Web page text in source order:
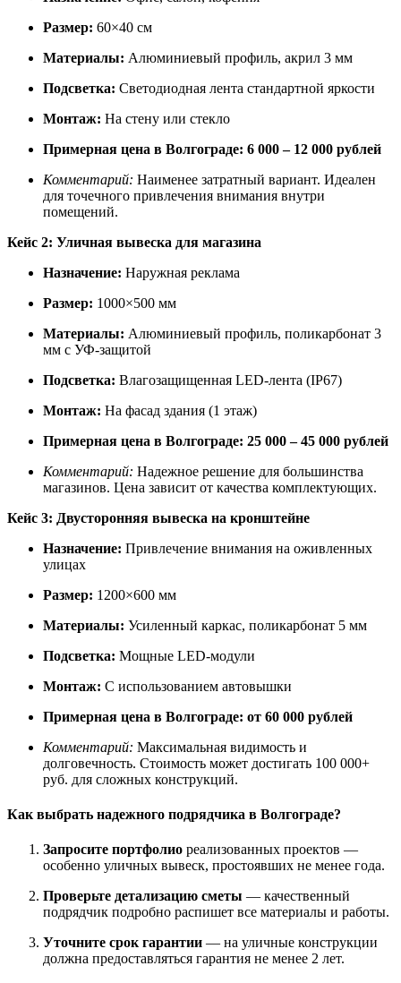
Размер: 60×40 см
Материалы: Алюминиевый профиль, акрил 3 мм
Подсветка: Светодиодная лента стандартной яркости
Монтаж: На стену или стекло
Примерная цена в Волгограде: 6 000 – 12 000 рублей
Комментарий: Наименее затратный вариант. Идеален
для точечного привлечения внимания внутри
помещений.
Кейс 2: Уличная вывеска для магазина
Назначение: Наружная реклама
Размер: 1000×500 мм
Материалы: Алюминиевый профиль, поликарбонат 3
мм с УФ-защитой
Подсветка: Влагозащищенная LED-лента (IP67)
Монтаж: На фасад здания (1 этаж)
Примерная цена в Волгограде: 25 000 – 45 000 рублей
Комментарий: Надежное решение для большинства
магазинов. Цена зависит от качества комплектующих.
Кейс 3: Двусторонняя вывеска на кронштейне
Назначение: Привлечение внимания на оживленных
улицах
Размер: 1200×600 мм
Материалы: Усиленный каркас, поликарбонат 5 мм
Подсветка: Мощные LED-модули
Монтаж: С использованием автовышки
Примерная цена в Волгограде: от 60 000 рублей
Комментарий: Максимальная видимость и
долговечность. Стоимость может достигать 100 000+
руб. для сложных конструкций.
Как выбрать надежного подрядчика в Волгограде?
Запросите портфолио реализованных проектов —
особенно уличных вывеск, простоявших не менее года.
Проверьте детализацию сметы — качественный
подрядчик подробно распишет все материалы и работы.
Уточните срок гарантии — на уличные конструкции
должна предоставляться гарантия не менее 2 лет.